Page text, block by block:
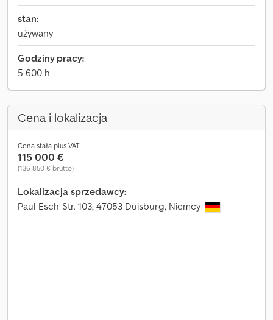
stan:
używany
Godziny pracy:
5 600 h
Cena i lokalizacja
Cena stała plus VAT
115 000 €
(136 850 € brutto)
Lokalizacja sprzedawcy:
Paul-Esch-Str. 103, 47053 Duisburg, Niemcy